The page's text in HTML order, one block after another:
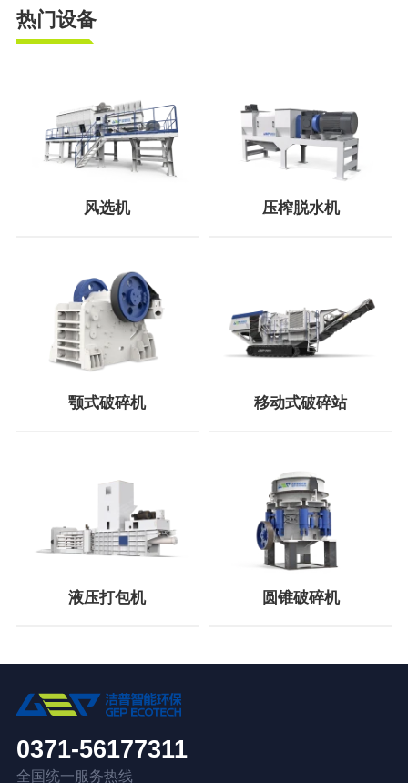
热门设备
风选机 压榨脱水机
颚式破碎机 移动式破碎站
液压打包机 圆锥破碎机
0371-56177311
全国统一服务热线